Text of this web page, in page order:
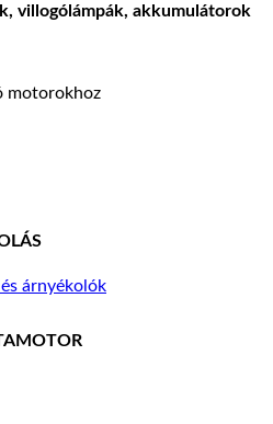
villogólámpák, akkumulátorok
motorokhoz
árnyékolók